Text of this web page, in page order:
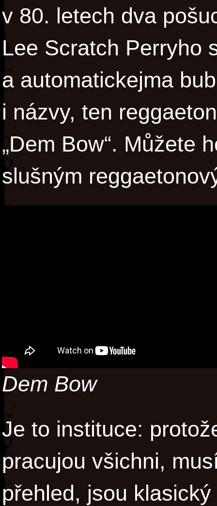
v 80. letech dva
Lee Scratch Perryho
a automatickejma
i názvy, ten
„Dem Bow“. Můžete
slušným
Dem Bow
Je to instituce:
pracujou všichni,
přehled, jsou